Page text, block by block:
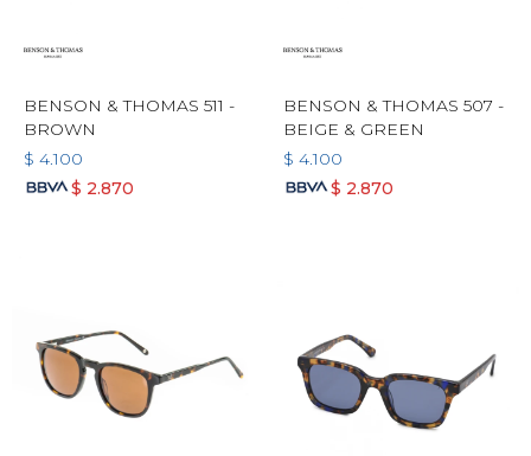
BENSON & THOMAS 511 -
BROWN
$ 4.100
$ 2.870
BENSON & THOMAS 507 -
BEIGE & GREEN
$ 4.100
$ 2.870